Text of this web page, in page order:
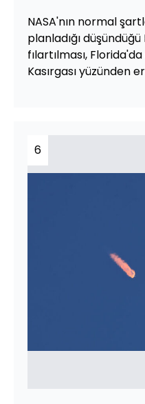
NASA'nın normal
planladığı
fılartılması,
Kasırgası yüzünden
6